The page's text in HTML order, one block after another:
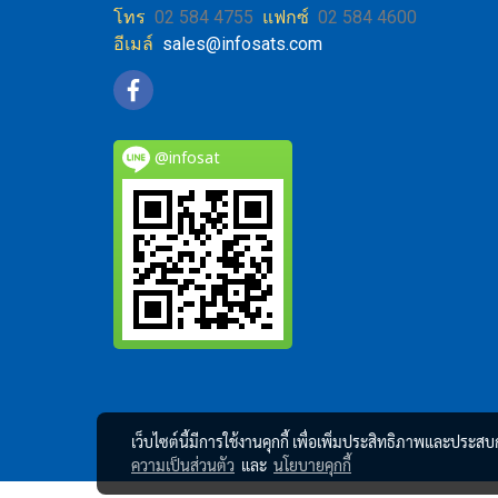
โทร 02 584 4755 แฟกซ์ 02 584 4600
อีเมล์ sales@infosats.com
@infosat
เว็บไซต์นี้มีการใช้งานคุกกี้ เพื่อเพิ่มประสิทธิภาพและประส
ความเป็นส่วนตัว และ นโยบายคุกกี้